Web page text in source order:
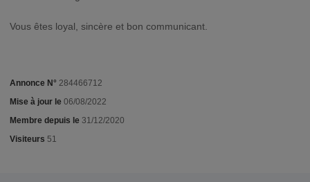
Vous êtes loyal, sincère et bon communicant.
Annonce N° 284466712
Mise à jour le 06/08/2022
Membre depuis le 31/12/2020
Visiteurs 51